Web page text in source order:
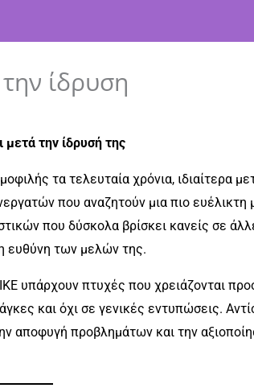
ίδρυση
μετά την ίδρυσή της
τα τελευταία χρόνια, ιδιαίτερα
που αναζητούν μια πιο ευέλικτη
που δύσκολα βρίσκει κανείς σε
ευθύνη των μελών της.
υπάρχουν πτυχές που χρειάζονται
και όχι σε γενικές εντυπώσεις.
αποφυγή προβλημάτων και την